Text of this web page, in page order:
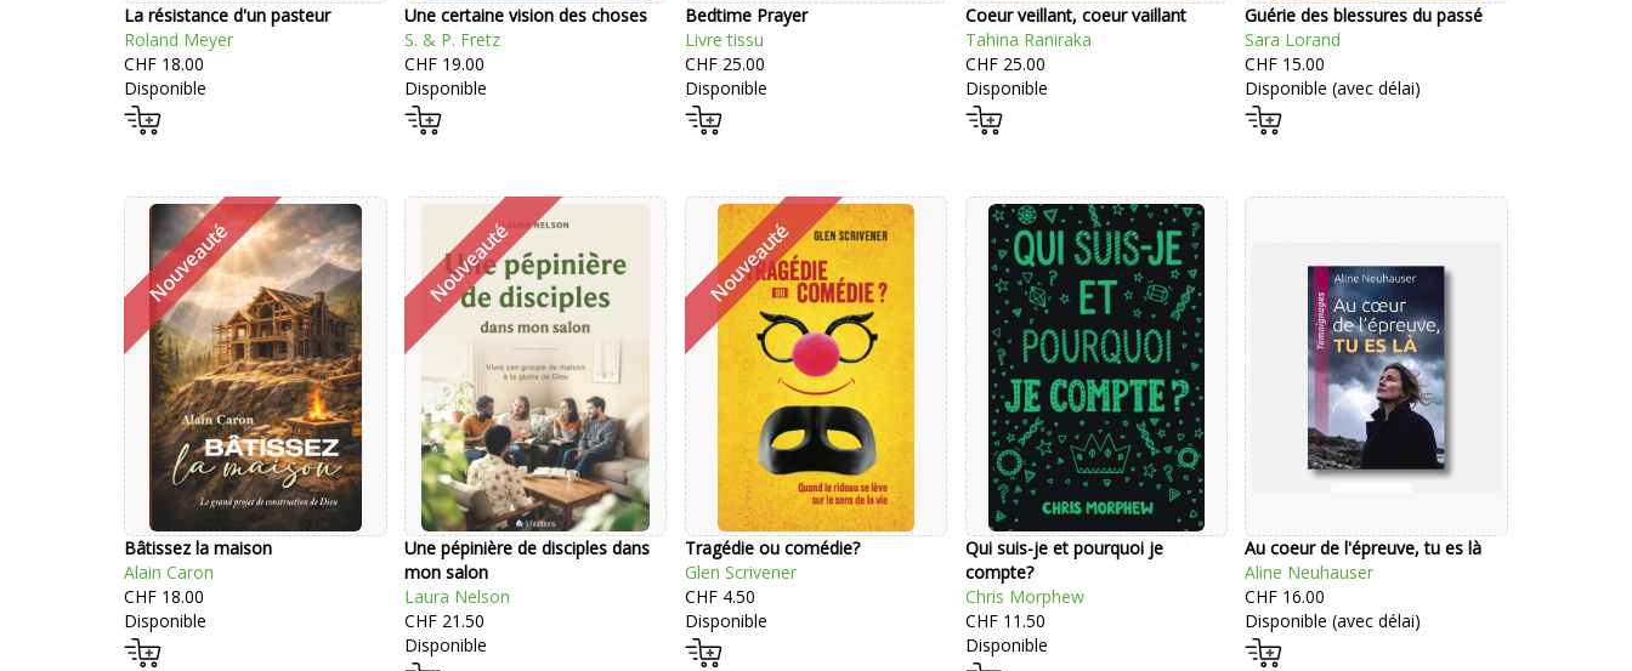
La résistance d'un pasteur
Roland Meyer
CHF 18.00
Disponible
Une certaine vision des choses
S. & P. Fretz
CHF 19.00
Disponible
Bedtime Prayer
Livre tissu
CHF 25.00
Disponible
Coeur veillant, coeur vaillant
Tahina Raniraka
CHF 25.00
Disponible
Guérie des blessures du passé
Sara Lorand
CHF 15.00
Disponible (avec délai)
Bâtissez la maison
Alain Caron
CHF 18.00
Disponible
Une pépinière de disciples dans
mon salon
Laura Nelson
CHF 21.50
Disponible
Tragédie ou comédie?
Glen Scrivener
CHF 4.50
Disponible
Qui suis-je et pourquoi je
compte?
Chris Morphew
CHF 11.50
Disponible
Au coeur de l'épreuve, tu es là
Aline Neuhauser
CHF 16.00
Disponible (avec délai)